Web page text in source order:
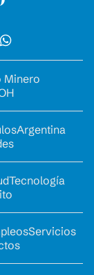
Minero
Argentina
Tecnología
Servicios